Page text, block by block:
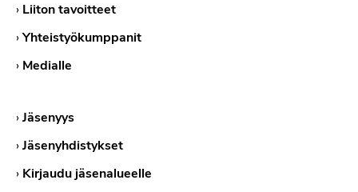
› Liiton tavoitteet
›Yhteistyökumppanit
› Medialle
›Jäsenyys
›Jäsenyhdistykset
› Kirjaudu jäsenalueelle